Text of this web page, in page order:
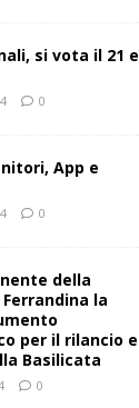
si vota il 21 e
0
App e
0
della
la
per il rilancio e
Basilicata
0